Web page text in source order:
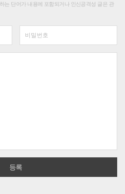
는 단어가 내용에 포함되거나 인신공격성 글은 관